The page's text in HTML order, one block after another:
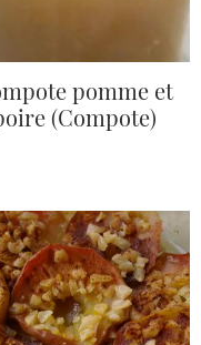
pomme et
(Compote)